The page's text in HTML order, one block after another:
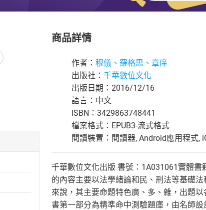
商品詳情
作者： 穆儀、羅格思、章庠
出版社： 千華數位文化
出版日期：2016/12/16
語言：中文
ISBN：3429863748441
檔案格式：EPUB3-流式格式
閱讀裝置：閱讀器, Android應用程式,
千華數位文化出版 書號：1A031061實體
的內容主要以法學緒論和民、刑法等基礎
來說，其主要命題特色廣、多、雜，出題
書第一部分為精準命中測驗題庫，由名師